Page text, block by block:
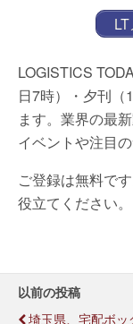
LOGISTICS
日7時）・夕刊（
ます。業界の最
イベントや注目
ご登録は無料で
役立てください。
以前の投稿
埼玉県、宅配ボッ